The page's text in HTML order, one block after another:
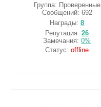
Группа: Проверенные
Сообщений: 692
Награды:8
Репутация:26
Замечания:0%
Статус:offline